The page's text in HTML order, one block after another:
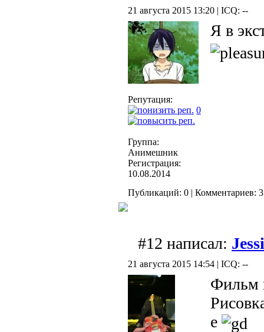
21 августа 2015 13:20 | ICQ: --
Репутация:
0
Группа:
Анимешник
Регистрация:
10.08.2014
Я в
Публикаций: 0 | Комментариев:
#12 написал:
21 августа 2015 14:54 | ICQ: --
Фильм
е